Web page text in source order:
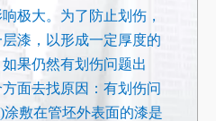
极大。为了防止划伤，
漆，以形成一定厚度的
果仍然有划伤问题出
面去找原因：有划伤问
敷在管坯外表面的漆是